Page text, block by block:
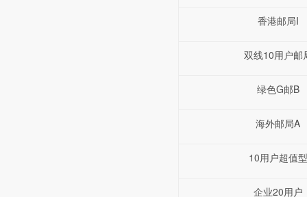
香港邮局I
双线10用户邮
绿色G邮B
海外邮局A
10用户超值型
企业20用户